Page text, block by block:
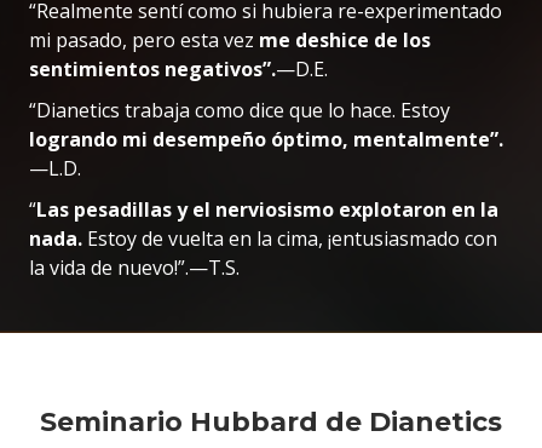
“Realmente sentí como si hubiera re-experimentado
mi pasado, pero esta vez me deshice de los
sentimientos negativos”.—D.E.
“Dianetics trabaja como dice que lo hace. Estoy
logrando mi desempeño óptimo, mentalmente”.
—L.D.
“Las pesadillas y el nerviosismo explotaron en la
nada. Estoy de vuelta en la cima, ¡entusiasmado con
la vida de nuevo!”.—T.S.
Seminario Hubbard de Dianetics